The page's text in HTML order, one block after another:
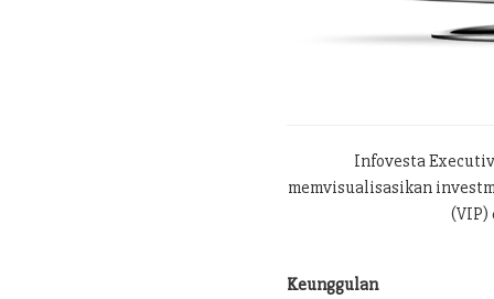
Infovesta
memvisualisasikan
(VIP)
Keunggulan